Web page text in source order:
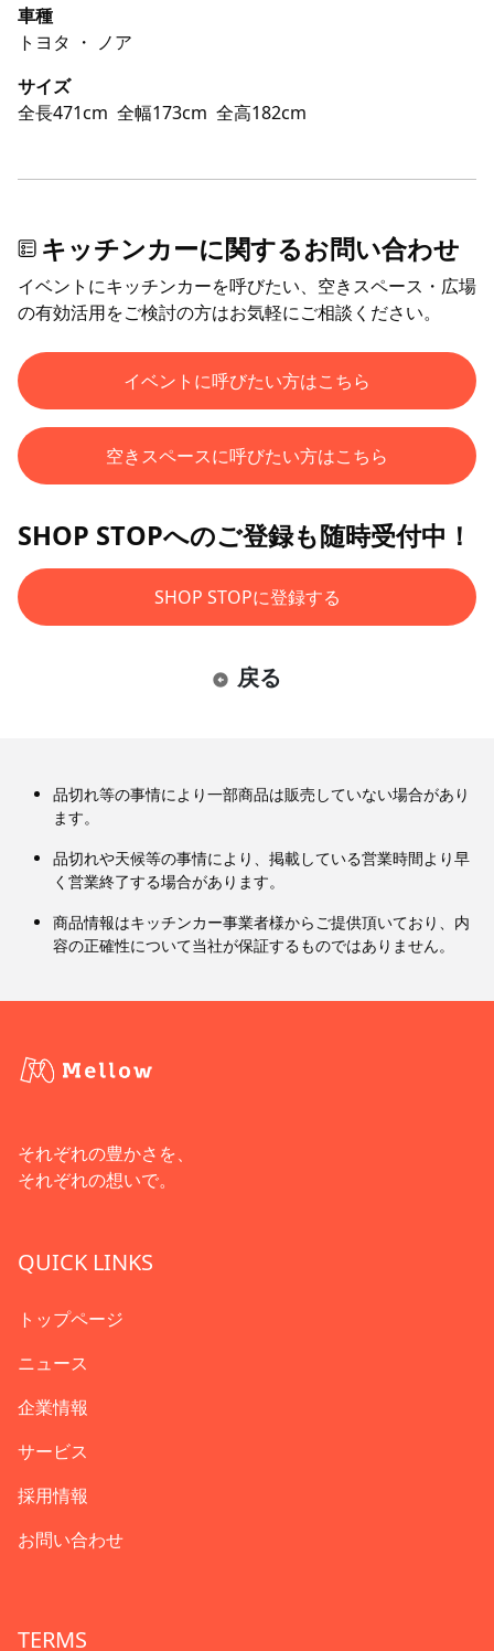
車種
トヨタ ・ ノア
サイズ
全長471cm 全幅173cm 全高182cm
キッチンカーに関するお問い合わせ
イベントにキッチンカーを呼びたい、空きスペース・広場
の有効活用をご検討の方はお気軽にご相談ください。
イベントに呼びたい方はこちら
空きスペースに呼びたい方はこちら
SHOP STOPへのご登録も随時受付中！
SHOP STOPに登録する
戻る
品切れ等の事情により一部商品は販売していない場合があり
ます。
品切れや天候等の事情により、掲載している営業時間より早
く営業終了する場合があります。
商品情報はキッチンカー事業者様からご提供頂いており、内
容の正確性について当社が保証するものではありません。
それぞれの豊かさを、
それぞれの想いで。
QUICK LINKS
トップページ
ニュース
企業情報
サービス
採用情報
お問い合わせ
TERMS